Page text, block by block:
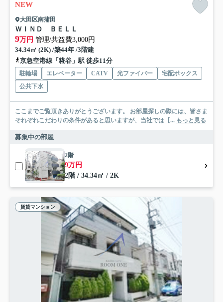
NEW
大田区南蒲田
ＷＩＮＤ ＢＥＬＬ
9万円 管理/共益費3,000円
34.34㎡ (2K) /築44年 /3階建
京急空港線「糀谷」駅 徒歩11分
駐輪場 エレベーター CATV 光ファイバー
宅配ボックス
公共下水
ここまでご覧頂きありがとうございます。 お部屋探しの際には、皆さま
それぞれこだわりの条件があると思いますが、当社では【... もっと見る
募集中の部屋
2階
9万円
2階 / 34.34㎡ / 2K
賃貸マンション